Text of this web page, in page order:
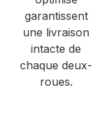
garantissent
une livraison
intacte de
chaque deux-
roues.